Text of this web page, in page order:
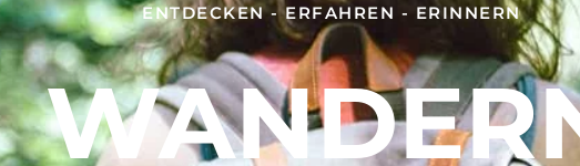
ENTDECKEN - ERFAHREN - ERINNERN